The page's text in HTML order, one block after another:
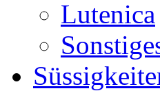
Lutenica